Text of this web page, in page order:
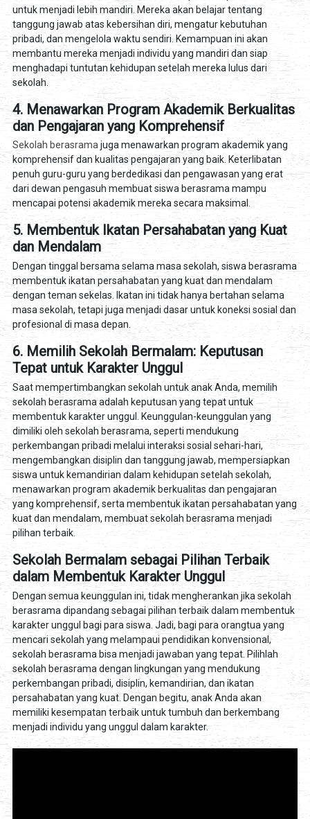
untuk menjadi lebih mandiri. Mereka akan belajar tentang
tanggung jawab atas kebersihan diri, mengatur kebutuhan
pribadi, dan mengelola waktu sendiri. Kemampuan ini akan
membantu mereka menjadi individu yang mandiri dan siap
menghadapi tuntutan kehidupan setelah mereka lulus dari
sekolah.
4. Menawarkan Program Akademik Berkualitas
dan Pengajaran yang Komprehensif
Sekolah berasramajuga menawarkan program akademik yang
komprehensif dan kualitas pengajaran yang baik. Keterlibatan
penuh guru-guru yang berdedikasi dan pengawasan yang erat
dari dewan pengasuh membuat siswa berasrama mampu
mencapai potensi akademik mereka secara maksimal.
5. Membentuk Ikatan Persahabatan yang Kuat
dan Mendalam
Dengan tinggal bersama selama masa sekolah, siswa berasrama
membentuk ikatan persahabatan yang kuat dan mendalam
dengan teman sekelas. Ikatan ini tidak hanya bertahan selama
masa sekolah, tetapi juga menjadi dasar untuk koneksi sosial dan
profesional di masa depan.
6. Memilih Sekolah Bermalam: Keputusan
Tepat untuk Karakter Unggul
Saat mempertimbangkan sekolah untuk anak Anda, memilih
sekolah berasrama adalah keputusan yang tepat untuk
membentuk karakter unggul. Keunggulan-keunggulan yang
dimiliki oleh sekolah berasrama, seperti mendukung
perkembangan pribadi melalui interaksi sosial sehari-hari,
mengembangkan disiplin dan tanggung jawab, mempersiapkan
siswa untuk kemandirian dalam kehidupan setelah sekolah,
menawarkan program akademik berkualitas dan pengajaran
yang komprehensif, serta membentuk ikatan persahabatan yang
kuat dan mendalam, membuat sekolah berasrama menjadi
pilihan terbaik.
Sekolah Bermalam sebagai Pilihan Terbaik
dalam Membentuk Karakter Unggul
Dengan semua keunggulan ini, tidak mengherankan jika sekolah
berasrama dipandang sebagai pilihan terbaik dalam membentuk
karakter unggul bagi para siswa. Jadi, bagi para orangtua yang
mencari sekolah yang melampaui pendidikan konvensional,
sekolah berasrama bisa menjadi jawaban yang tepat. Pilihlah
sekolah berasrama dengan lingkungan yang mendukung
perkembangan pribadi, disiplin, kemandirian, dan ikatan
persahabatan yang kuat. Dengan begitu, anak Anda akan
memiliki kesempatan terbaik untuk tumbuh dan berkembang
menjadi individu yang unggul dalam karakter.